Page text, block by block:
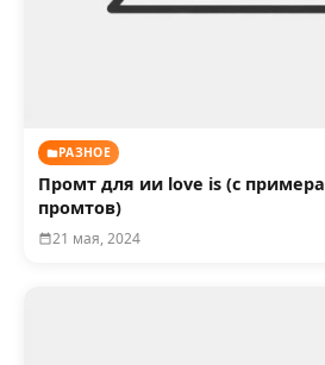
РАЗНОЕ
Промт для ии love is (с
промтов)
21 мая, 2024